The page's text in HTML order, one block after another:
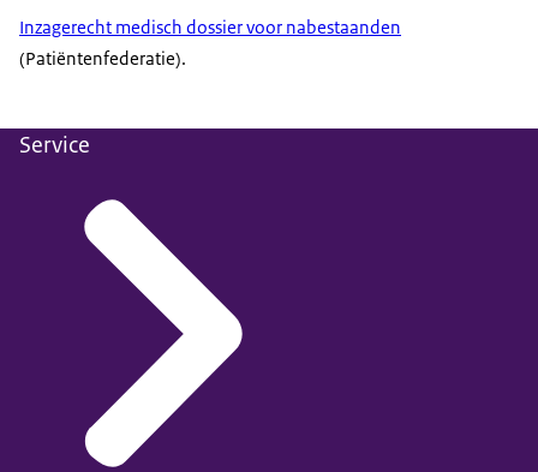
Inzagerecht medisch dossier voor nabestaanden
(Patiëntenfederatie).
Service